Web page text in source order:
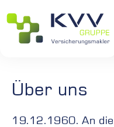
Über uns
19.12.1960. An